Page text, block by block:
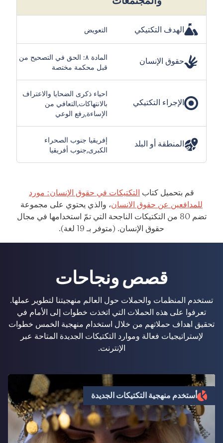
الهدف التكتيكي التعويض
حقوق الإنسان
المادة ٨: الحق في التصحيح من
قبل محكمة مختصة
الإجراء التكتيكي
احياء ذكرى الضحايا والاعتراف
بالانتهاكات,التعافي من
الإساءة,رفع الوعي
المنطقة أو البلد
إفريقيا جنوب الصحراء
الكبرى,جنوب أفريقيا
قم بتحميل كتاب التكتيكات في حقوق الإنسان: مورد
للمدافعين عن حقوق الانسان، والذي يحتوي على مجموعة
تضم 80 من التكتيكات الناجحة التي تمّ استخدامها في مجال
حقوق الإنسان. (متوفر بـ 19 لغة).
قصص ونجاحات
تستخدم المنظمات والحملات حول العالم منهجيتنا لتطوير عملها.
تعرفوا على هذه الحملات التي اتخذت خطوات إلى الأمام في
تحقيق اهداف حملاتهم من خلال استخدام منهجية الخمس خطوات
لإستراتيجيات فعالة وموارد التكتيكات الجديدة المتاحة عبر
الإنترنت.
أستخدم منهجية التكتيكات الجديدة